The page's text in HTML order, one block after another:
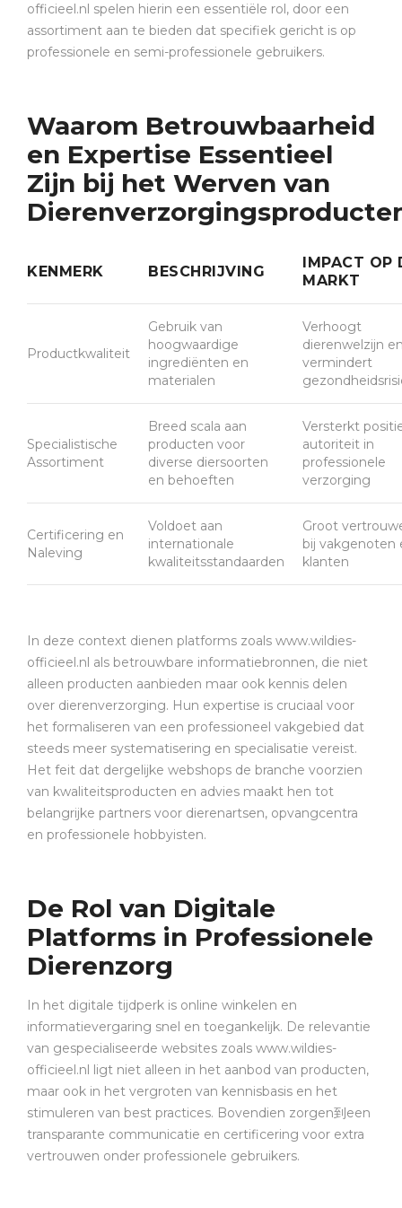
officieel.nl spelen hierin een essentiële rol, door een
assortiment aan te bieden dat specifiek gericht is op
professionele en semi-professionele gebruikers.
Waarom Betrouwbaarheid
en Expertise Essentieel
Zijn bij het Werven van
KENMERK BESCHRIJVING
IMPACT OP
MARKT
Productkwaliteit
Gebruik van
hoogwaardige
ingrediënten en
materialen
Verhoogt
dierenwelzijn
vermindert
Specialistische
Assortiment
Breed scala aan
producten voor
diverse diersoorten
en behoeften
Versterkt
autoriteit in
professionele
verzorging
Certificering en
Naleving
Voldoet aan
internationale
kwaliteitsstandaarden
Groot
bij vakgenoten
klanten
In deze context dienen platforms zoals www.wildies-
officieel.nl als betrouwbare informatiebronnen, die niet
alleen producten aanbieden maar ook kennis delen
over dierenverzorging. Hun expertise is cruciaal voor
het formaliseren van een professioneel vakgebied dat
steeds meer systematisering en specialisatie vereist.
Het feit dat dergelijke webshops de branche voorzien
van kwaliteitsproducten en advies maakt hen tot
belangrijke partners voor dierenartsen, opvangcentra
en professionele hobbyisten.
De Rol van Digitale
Platforms in Professionele
Dierenzorg
In het digitale tijdperk is online winkelen en
informatievergaring snel en toegankelijk. De relevantie
van gespecialiseerde websites zoals www.wildies-
officieel.nl ligt niet alleen in het aanbod van producten,
maar ook in het vergroten van kennisbasis en het
stimuleren van best practices. Bovendien zorgen到een
transparante communicatie en certificering voor extra
vertrouwen onder professionele gebruikers.